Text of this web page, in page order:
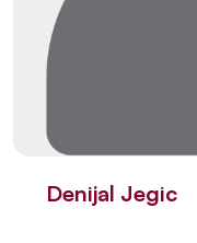
Denijal Jegic